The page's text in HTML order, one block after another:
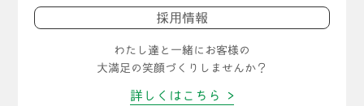
採用情報
わたし達と一緒にお客様の
大満足の笑顔づくりしませんか？
詳しくはこちら >